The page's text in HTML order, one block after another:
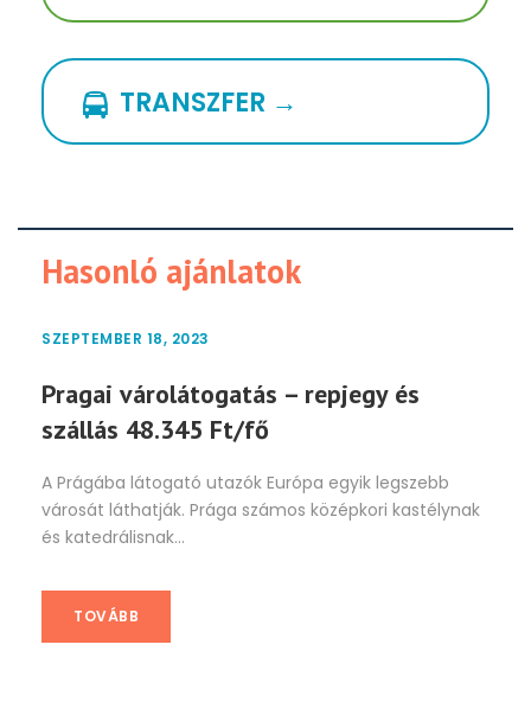
TRANSZFER →
Hasonló ajánlatok
SZEPTEMBER 18, 2023
Pragai várolátogatás – repjegy és
szállás 48.345 Ft/fő
A Prágába látogató utazók Európa egyik legszebb
városát láthatják. Prága számos középkori kastélynak
és katedrálisnak...
TOVÁBB